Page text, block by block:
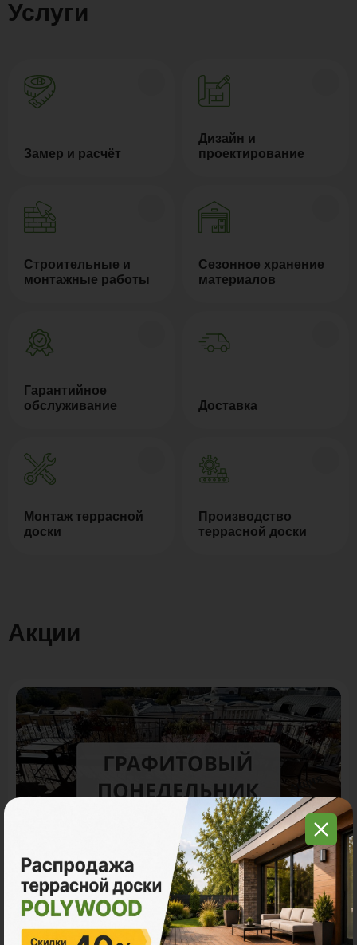
Услуги
Замер и расчёт
Дизайн и
проектирование
Строительные и
монтажные работы
Сезонное хранение
материалов
Гарантийное
обслуживание
Доставка
Монтаж террасной
доски
Производство
террасной доски
Акции
Акция
11.11 - Графитовый понедельник в
Поливуд
-30% на все складские остатки террасной доски
POLYWOOD.